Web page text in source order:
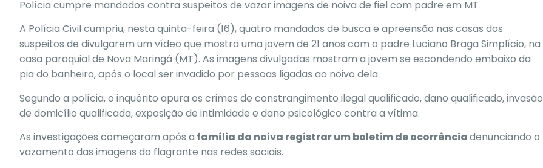
Polícia cumpre mandados contra suspeitos de vazar imagens de noiva de fiel com padre em MT
A Polícia Civil cumpriu, nesta quinta-feira (16), quatro mandados de busca e apreensão nas casas dos
suspeitos de divulgarem um vídeo que mostra uma jovem de 21 anos com o padre Luciano Braga Simplício, na
casa paroquial de Nova Maringá (MT). As imagens divulgadas mostram a jovem se escondendo embaixo da
pia do banheiro, após o local ser invadido por pessoas ligadas ao noivo dela.
Segundo a polícia, o inquérito apura os crimes de constrangimento ilegal qualificado, dano qualificado, invasão
de domicílio qualificada, exposição de intimidade e dano psicológico contra a vítima.
As investigações começaram após a família da noiva registrar um boletim de ocorrênciadenunciando o
vazamento das imagens do flagrante nas redes sociais.